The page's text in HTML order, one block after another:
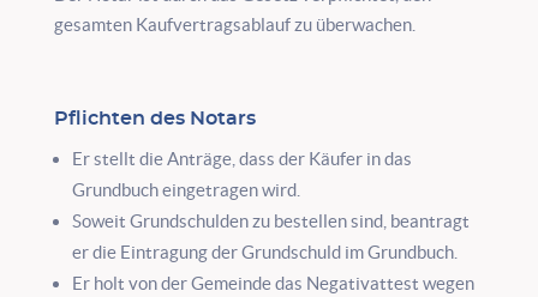
gesamten Kaufvertragsablauf zu überwachen.
Pflichten des Notars
Er stellt die Anträge, dass der Käufer in das
Grundbuch eingetragen wird.
Soweit Grundschulden zu bestellen sind, beantragt
er die Eintragung der Grundschuld im Grundbuch.
Er holt von der Gemeinde das Negativattest wegen